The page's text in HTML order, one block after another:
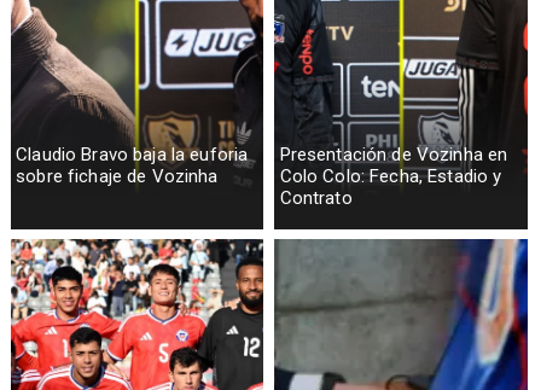
Claudio Bravo baja la euforia
sobre fichaje de Vozinha
Presentación de Vozinha en
Colo Colo: Fecha, Estadio y
Contrato